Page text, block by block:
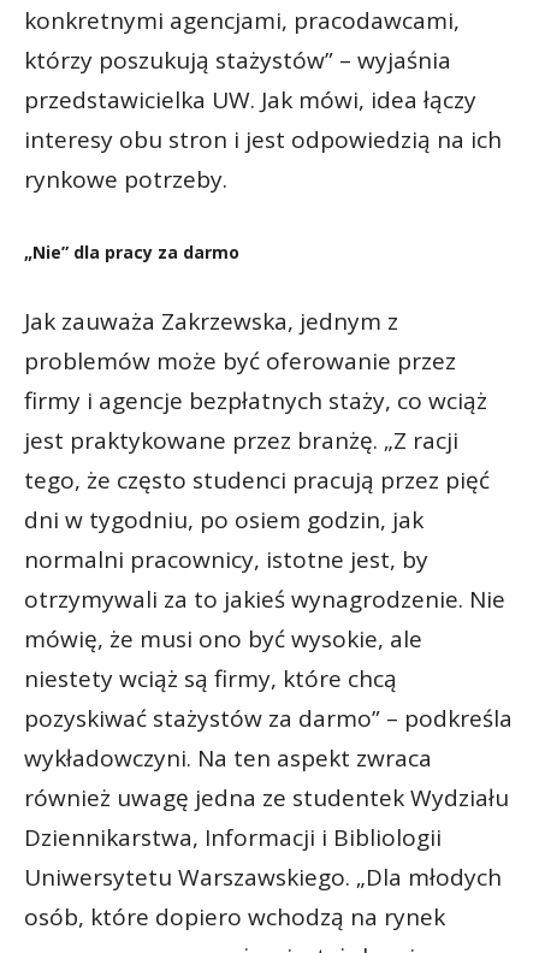
konkretnymi agencjami, pracodawcami,
którzy poszukują stażystów” – wyjaśnia
przedstawicielka UW. Jak mówi, idea łączy
interesy obu stron i jest odpowiedzią na ich
rynkowe potrzeby.
„Nie” dla pracy za darmo
Jak zauważa Zakrzewska, jednym z
problemów może być oferowanie przez
firmy i agencje bezpłatnych staży, co wciąż
jest praktykowane przez branżę. „Z racji
tego, że często studenci pracują przez pięć
dni w tygodniu, po osiem godzin, jak
normalni pracownicy, istotne jest, by
otrzymywali za to jakieś wynagrodzenie. Nie
mówię, że musi ono być wysokie, ale
niestety wciąż są firmy, które chcą
pozyskiwać stażystów za darmo” – podkreśla
wykładowczyni. Na ten aspekt zwraca
również uwagę jedna ze studentek Wydziału
Dziennikarstwa, Informacji i Bibliologii
Uniwersytetu Warszawskiego. „Dla młodych
osób, które dopiero wchodzą na rynek